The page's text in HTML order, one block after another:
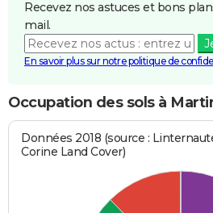
Recevez nos astuces et bons
mail.
En savoir plus sur notre politique de
Occupation des sols à
Données 2018 (source :
Corine Land Cover)